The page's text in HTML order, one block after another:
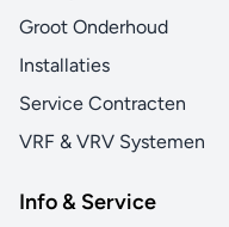
Groot Onderhoud
Installaties
Service Contracten
VRF & VRV Systemen
Info & Service